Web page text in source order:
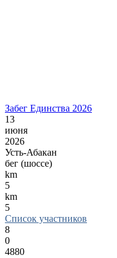
Забег Единства 2026
13
июня
2026
Усть-Абакан
бег (шоссе)
km
5
km
5
Список участников
8
0
4880